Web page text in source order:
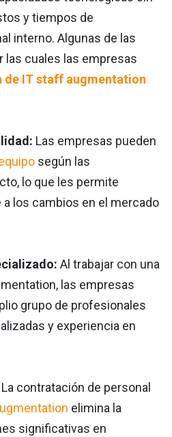
y tiempos de
interno. Algunas de las
las cuales las empresas
de IT staff augmentation
Las empresas pueden
según las
lo que les permite
los cambios en el mercado
Al trabajar con una
las empresas
grupo de profesionales
y experiencia en
La contratación de personal
elimina la
significativas en